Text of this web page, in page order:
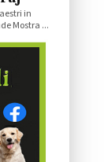
in
Mostra ...